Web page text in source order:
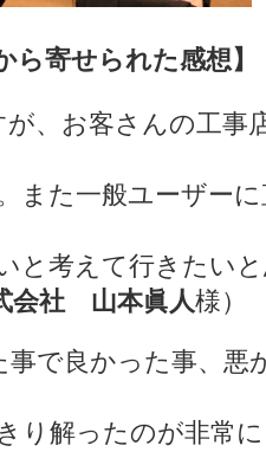
ら寄せられた感想】
、お客さんの工事
また一般ユーザー
と考えて行きたい
会社 山本眞人様）
で良かった事、悪
り解ったのが非常